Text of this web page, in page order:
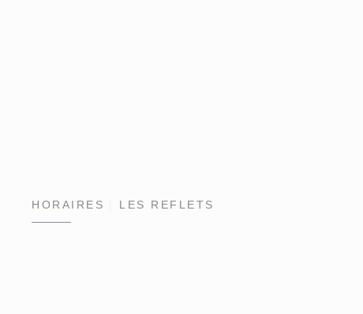
HORAIRES LES REFLETS